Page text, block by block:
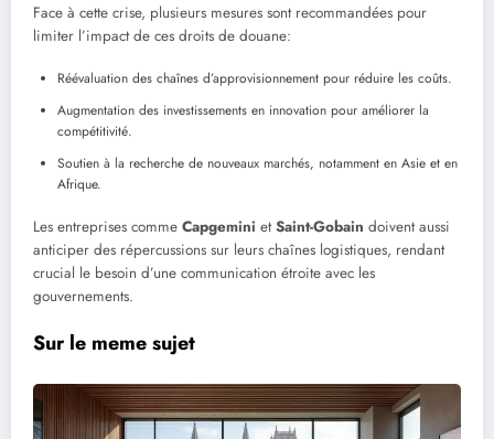
Face à cette crise, plusieurs mesures sont recommandées pour
limiter l’impact de ces droits de douane:
Réévaluation des chaînes d’approvisionnement pour réduire les coûts.
Augmentation des investissements en innovation pour améliorer la
compétitivité.
Soutien à la recherche de nouveaux marchés, notamment en Asie et en
Afrique.
Les entreprises comme Capgemini etSaint-Gobain doivent aussi
anticiper des répercussions sur leurs chaînes logistiques, rendant
crucial le besoin d’une communication étroite avec les
gouvernements.
Sur le meme sujet